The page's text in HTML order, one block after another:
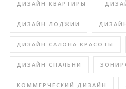
ДИЗАЙН КВАРТИРЫ
ДИЗАЙН ЛОДЖИИ
ДИЗАЙН САЛОНА КРАСОТЫ
ДИЗАЙН СПАЛЬНИ
КОММЕРЧЕСКИЙ ДИЗАЙН